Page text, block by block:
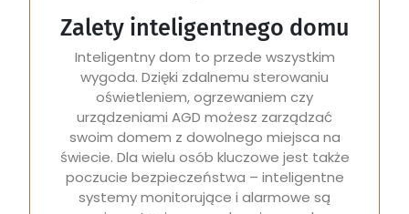
Zalety inteligentnego domu
Inteligentny dom to przede wszystkim
wygoda. Dzięki zdalnemu sterowaniu
oświetleniem, ogrzewaniem czy
urządzeniami AGD możesz zarządzać
swoim domem z dowolnego miejsca na
świecie. Dla wielu osób kluczowe jest także
poczucie bezpieczeństwa – inteligentne
systemy monitorujące i alarmowe są